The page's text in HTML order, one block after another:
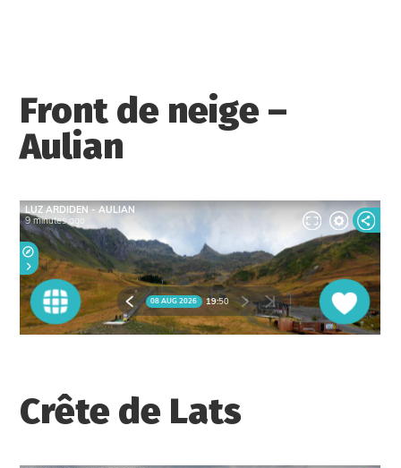
Front de neige –
Aulian
Crête de Lats